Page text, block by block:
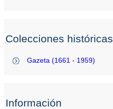
Colecciones históricas
Gazeta (1661 - 1959)
Información